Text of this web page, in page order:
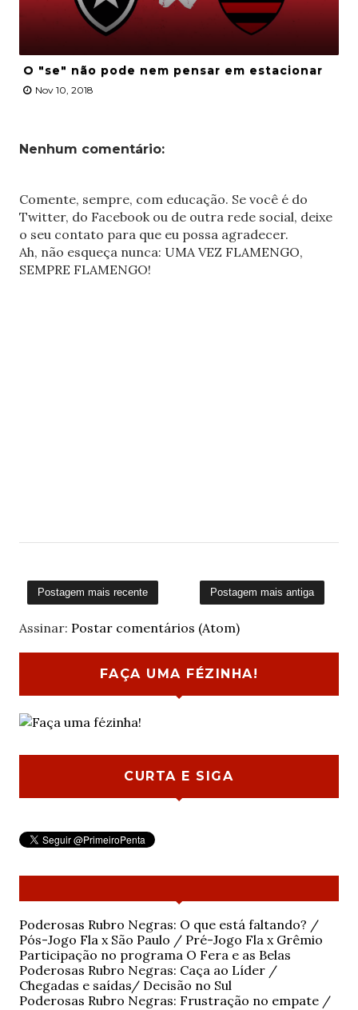
O "se" não pode nem pensar em estacionar
Nov 10, 2018
Nenhum comentário:
Comente, sempre, com educação. Se você é do
Twitter, do Facebook ou de outra rede social, deixe
o seu contato para que eu possa agradecer.
Ah, não esqueça nunca: UMA VEZ FLAMENGO,
SEMPRE FLAMENGO!
Postagem mais recente Postagem mais antiga
Assinar: Postar comentários (Atom)
FAÇA UMA FÉZINHA!
CURTA E SIGA
Poderosas Rubro Negras: O que está faltando? /
Pós-Jogo Fla x São Paulo / Pré-Jogo Fla x Grêmio
Participação no programa O Fera e as Belas
Poderosas Rubro Negras: Caça ao Líder /
Chegadas e saídas/ Decisão no Sul
Poderosas Rubro Negras: Frustração no empate /